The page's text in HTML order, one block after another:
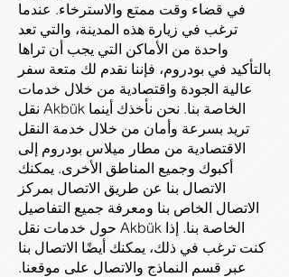
في قضاء وقت ممتع والاسترخاء. عندما
ترغب في زيارة هذه المدينة، والتي تعد
واحدة من الأماكن التي يجب أن تراها
بالتأكيد في بودروم، فإننا نقدم لك متعة سفر
عالية الجودة واقتصادية من خلال خدمات
نقل Akbük الخاصة بنا. نحن نأخذك أينما
تريد بسرعة وأمان من خلال خدمة النقل
الاقتصادية من مطار ميلاس بودروم إلى
أكبوك وجميع المناطق الأخرى. يمكنك
الاتصال بنا عن طريق الاتصال بمركز
الاتصال الخاص بنا ومعرفة جميع التفاصيل
حول خدمات نقل Akbük الخاصة بنا. إذا
كنت ترغب في ذلك، يمكنك أيضًا الاتصال بنا
عبر قسم النماذج والاتصال على موقعنا.